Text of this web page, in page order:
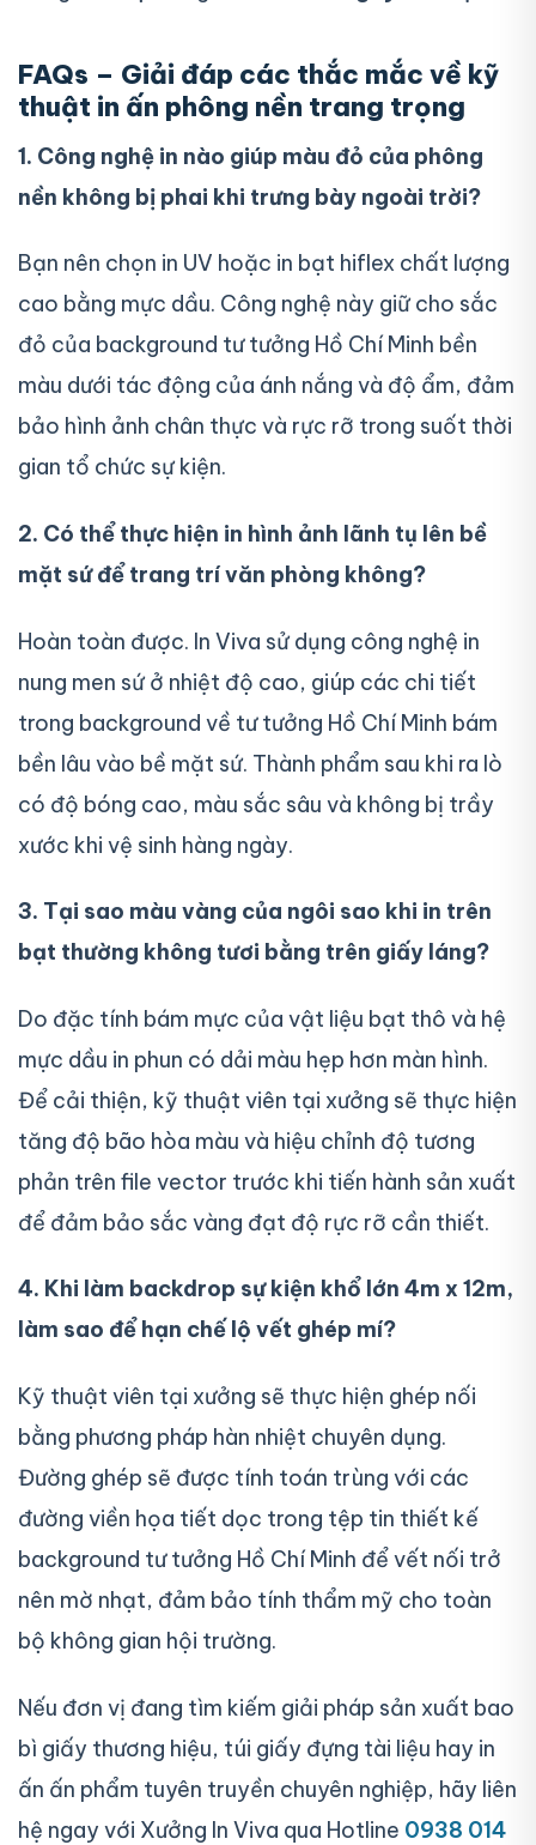
FAQs – Giải đáp các thắc mắc về kỹ
thuật in ấn phông nền trang trọng
1. Công nghệ in nào giúp màu đỏ của phông
nền không bị phai khi trưng bày ngoài trời?
Bạn nên chọn in UV hoặc in bạt hiflex chất lượng
cao bằng mực dầu. Công nghệ này giữ cho sắc
đỏ của background tư tưởng Hồ Chí Minh bền
màu dưới tác động của ánh nắng và độ ẩm, đảm
bảo hình ảnh chân thực và rực rỡ trong suốt thời
gian tổ chức sự kiện.
2. Có thể thực hiện in hình ảnh lãnh tụ lên bề
mặt sứ để trang trí văn phòng không?
Hoàn toàn được. In Viva sử dụng công nghệ in
nung men sứ ở nhiệt độ cao, giúp các chi tiết
trong background về tư tưởng Hồ Chí Minh bám
bền lâu vào bề mặt sứ. Thành phẩm sau khi ra lò
có độ bóng cao, màu sắc sâu và không bị trầy
xước khi vệ sinh hàng ngày.
3. Tại sao màu vàng của ngôi sao khi in trên
bạt thường không tươi bằng trên giấy láng?
Do đặc tính bám mực của vật liệu bạt thô và hệ
mực dầu in phun có dải màu hẹp hơn màn hình.
Để cải thiện, kỹ thuật viên tại xưởng sẽ thực hiện
tăng độ bão hòa màu và hiệu chỉnh độ tương
phản trên file vector trước khi tiến hành sản xuất
để đảm bảo sắc vàng đạt độ rực rỡ cần thiết.
4. Khi làm backdrop sự kiện khổ lớn 4m x 12m,
làm sao để hạn chế lộ vết ghép mí?
Kỹ thuật viên tại xưởng sẽ thực hiện ghép nối
bằng phương pháp hàn nhiệt chuyên dụng.
Đường ghép sẽ được tính toán trùng với các
đường viền họa tiết dọc trong tệp tin thiết kế
background tư tưởng Hồ Chí Minh để vết nối trở
nên mờ nhạt, đảm bảo tính thẩm mỹ cho toàn
bộ không gian hội trường.
Nếu đơn vị đang tìm kiếm giải pháp sản xuất bao
bì giấy thương hiệu, túi giấy đựng tài liệu hay in
ấn ấn phẩm tuyên truyền chuyên nghiệp, hãy liên
hệ ngay với Xưởng In Viva qua Hotline 0938 014